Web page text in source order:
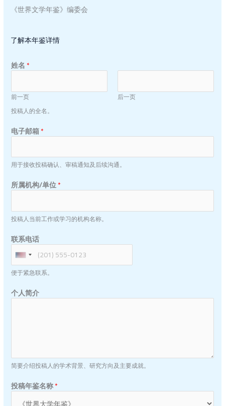
《世界文学年鉴》编委会
了解本年鉴详情
姓名*
前一页
后一页
投稿人的全名。
电子邮箱*
用于接收投稿确认、审稿通知及后续沟通。
所属机构/单位*
投稿人当前工作或学习的机构名称。
联系电话
U
N
I
T
E
E
S
1
便于紧急联系。
个人简介
简要介绍投稿人的学术背景、研究方向及主要成就。
投稿年鉴名称*